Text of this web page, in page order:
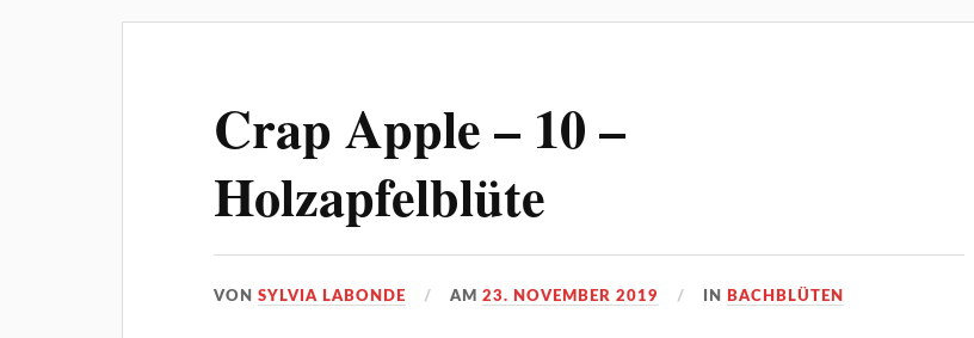
Crap Apple – 10 –
Holzapfelblüte
VONSYLVIA LABONDE AM23. NOVEMBER 2019 IN BACHBLÜTEN